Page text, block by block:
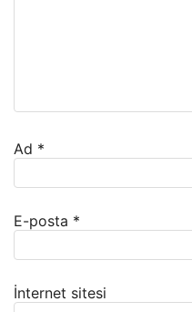
Ad *
E-posta *
İnternet sitesi